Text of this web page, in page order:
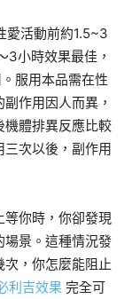
愛活動前約1.5~3
3小時效果最佳，
服用本品需在性
作用因人而異，
機體排異反應比較
次以後，副作用
等你時，你卻發現
場景。這種情況發
，你怎麼能阻止
利吉效果 完全可